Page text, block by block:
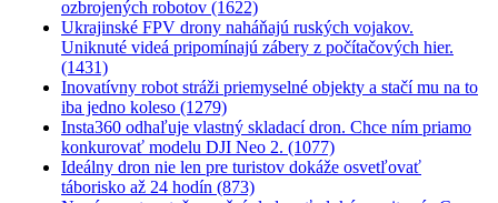
ozbrojených robotov (1622)
Ukrajinské FPV drony naháňajú ruských vojakov.
Uniknuté videá pripomínajú zábery z počítačových hier.
(1431)
Inovatívny robot stráži priemyselné objekty a stačí mu na to
iba jedno koleso (1279)
Insta360 odhaľuje vlastný skladací dron. Chce ním priamo
konkurovať modelu DJI Neo 2. (1077)
Ideálny dron nie len pre turistov dokáže osvetľovať
táborisko až 24 hodín (873)